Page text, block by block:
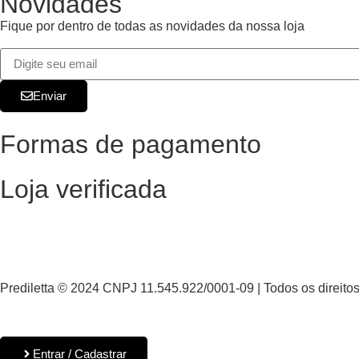
Fique por dentro de todas as novidades da nossa loja
Enviar
Formas de pagamento
Loja verificada
Prediletta © 2024 CNPJ 11.545.922/0001-09 | Todos os
Entrar / Cadastrar